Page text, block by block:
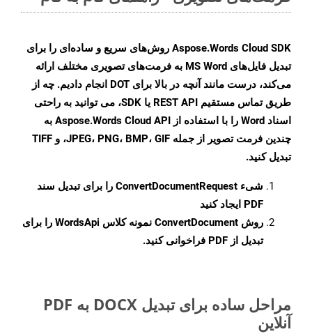
Aspose.Words Cloud SDK روش‌های سریع و ساده‌ای را برای
تبدیل فایل‌های MS Word به فرمت‌های تصویری مختلف ارائه
می‌کند، درست مانند آنچه در بالا برای DOT انجام دادیم. چه از
طریق تماس مستقیم REST API یا SDK، می توانید به راحتی
اسناد Word را با استفاده از Aspose.Words Cloud API به
چندین فرمت تصویر از جمله JPEG، PNG، BMP، GIF، و TIFF
تبدیل کنید.
شیء ConvertDocumentRequest را برای تبدیل سند
PDF ایجاد کنید
روش ConvertDocument
نمونه کلاس WordsApi را برای
تبدیل از PDF فراخوانی کنید.
مراحل ساده برای تبدیل DOCX به PDF
آنلاین